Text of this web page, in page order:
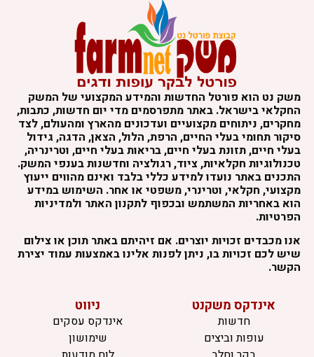
משק נט הוא פורטל החדשות והמידע המקצועי של המשק
החקלאי בישראל. באתר מתפרסמים מדי יום חדשות, כתבות,
מחקרים, ניתוחים מקצועיים ועדכונים מהארץ ומהעולם, לצד
סיקור תחומי בעלי החיים, הרפת, הלול, הצאן, הדגה, גידול
בעלי חיים, תזונת בעלי חיים, בריאות בעלי חיים, וטרינריה,
טכנולוגיות חקלאיות, ציוד, רגולציה וחדשנות בענפי המשק.
התכנים באתר נועדו למידע כללי בלבד ואינם מהווים ייעוץ
מקצועי, חקלאי, וטרינרי, משפטי או אחר. השימוש במידע
הוא באחריות המשתמש ובכפוף לתקנון האתר ולמדיניות
הפרטיות.
אנו מכבדים זכויות יוצרים. אם זיהיתם באתר תוכן או צילום
שיש לכם זכויות בו, ניתן לפנות אלינו באמצעות עמוד יצירת
הקשר.
אינדקס משקנט
חדשות
עופות וביצים
ניווט
אינדקס עסקים
שימושון